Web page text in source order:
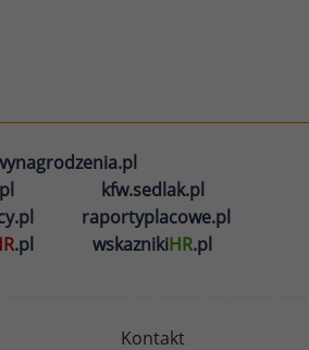
kfw.sedlak.pl
raportyplacowe.pl
.pl wskaznikiHR.pl
Kontakt